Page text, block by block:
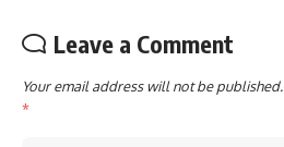
Leave a Comment
Your email address will not be published.
*